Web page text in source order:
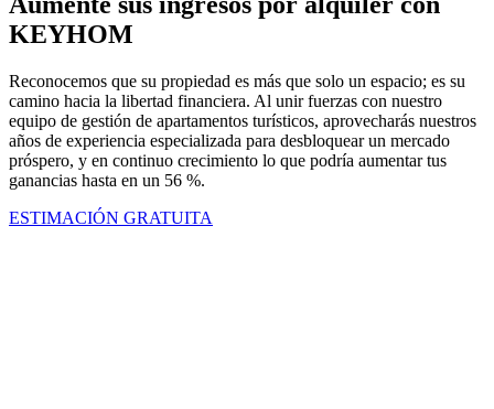
KEYHOM
Reconocemos que su propiedad es más que solo un espacio; es su
camino hacia la libertad financiera. Al unir fuerzas con nuestro
equipo de gestión de apartamentos turísticos, aprovecharás nuestros
años de experiencia especializada para desbloquear un mercado
próspero, y en continuo crecimiento lo que podría aumentar tus
ganancias hasta en un 56 %.
ESTIMACIÓN GRATUITA